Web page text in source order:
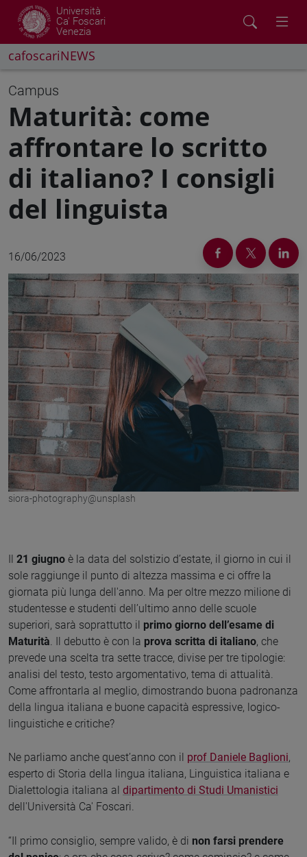
Università
Ca' Foscari
Venezia
cafoscariNEWS
Campus
Maturità: come
affrontare lo scritto
di italiano? I consigli
del linguista
16/06/2023
siora-photography@unsplash
Il 21 giugno è la data del solstizio d’estate, il giorno in cui il
sole raggiunge il punto di altezza massima e ci offre la
giornata più lunga dell'anno. Ma per oltre mezzo milione di
studentesse e studenti dell’ultimo anno delle scuole
superiori, sarà soprattutto il primo giorno dell’esame di
Maturità . Il debutto è con la prova scritta di italiano, che
prevede una scelta tra sette tracce, divise per tre tipologie:
analisi del testo, testo argomentativo, tema di attualità.
Come affrontarla al meglio, dimostrando buona padronanza
della lingua italiana e buone capacità espressive, logico-
linguistiche e critiche?
Ne parliamo anche quest’anno con il prof Daniele Baglioni,
esperto di Storia della lingua italiana, Linguistica italiana e
Dialettologia italiana al dipartimento di Studi Umanistici
dell'Università Ca' Foscari.
“Il primo consiglio, sempre valido, è di non farsi prendere